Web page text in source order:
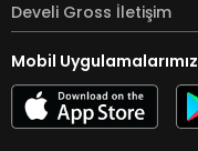
Develi Gross İletişim
Mobil Uygulamalarımız